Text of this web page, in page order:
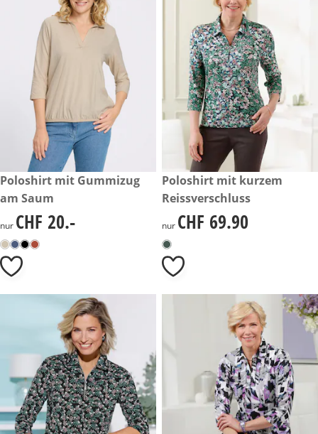
CHF 20.-
Poloshirt mit Gummizug
am Saum
CHF 20.-
nur CHF 20.-
CHF 69.90
Poloshirt mit kurzem
Reissverschluss
CHF 69.90
nur CHF 69.90